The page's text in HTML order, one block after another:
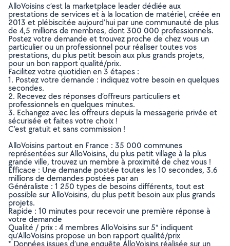
AlloVoisins c’est la marketplace leader dédiée aux
prestations de services et à la location de matériel, créée en
2013 et plébiscitée aujourd’hui par une communauté de plus
de 4,5 millions de membres, dont 300 000 professionnels.
Postez votre demande et trouvez proche de chez vous un
particulier ou un professionnel pour réaliser toutes vos
prestations, du plus petit besoin aux plus grands projets,
pour un bon rapport qualité/prix.
Facilitez votre quotidien en 3 étapes :
1. Postez votre demande : indiquez votre besoin en quelques
secondes.
2. Recevez des réponses d’offreurs particuliers et
professionnels en quelques minutes.
3. Echangez avec les offreurs depuis la messagerie privée et
sécurisée et faites votre choix !
C’est gratuit et sans commission !
AlloVoisins partout en France : 35 000 communes
représentées sur AlloVoisins, du plus petit village à la plus
grande ville, trouvez un membre à proximité de chez vous !
Efficace : Une demande postée toutes les 10 secondes, 3.6
millions de demandes postées par an
Généraliste : 1 250 types de besoins différents, tout est
possible sur AlloVoisins, du plus petit besoin aux plus grands
projets.
Rapide : 10 minutes pour recevoir une première réponse à
votre demande
Qualité / prix : 4 membres AlloVoisins sur 5* indiquent
qu’AlloVoisins propose un bon rapport qualité/prix
* Données issues d’une enquête AlloVoisins réalisée sur un